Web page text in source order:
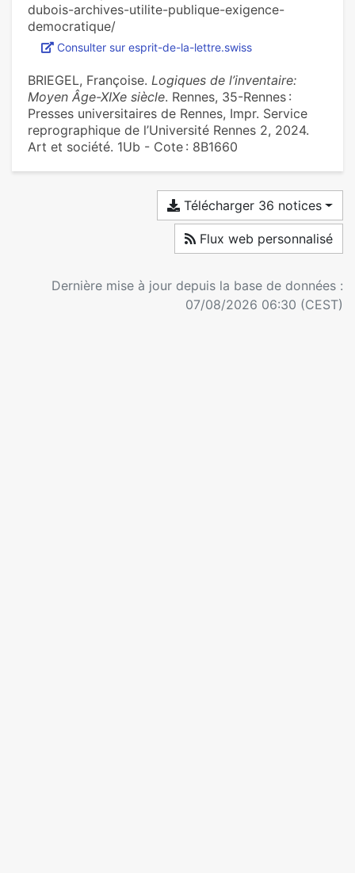
dubois-archives-utilite-publique-exigence-
democratique/
Consulter sur esprit-de-la-lettre.swiss
BRIEGEL, Françoise. Logiques de l’inventaire:
Moyen Âge-XIXe siècle. Rennes, 35-Rennes :
Presses universitaires de Rennes, Impr. Service
reprographique de l’Université Rennes 2, 2024.
Art et société. 1Ub - Cote : 8B1660
Télécharger 36 notices
Flux web personnalisé
Dernière mise à jour depuis la base de données :
07/08/2026 06:30 (CEST)